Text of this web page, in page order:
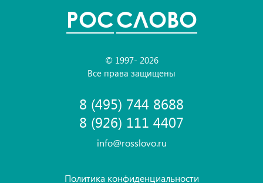
POCСЛОВО
© 1997- 2026
Все права защищены
8 (495) 744 8688
8 (926) 111 4407
info@rosslovo.ru
Политика конфиденциальности